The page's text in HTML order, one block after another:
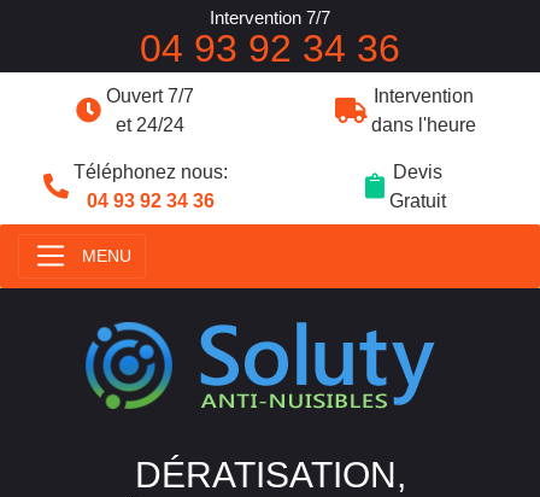
Ouvert 7/7
et 24/24
Intervention
dans l'heure
Téléphonez nous:
04 93 92 34 36
Devis
Gratuit
MENU
DÉRATISATION,
Intervention 7/7
04 93 92 34 36